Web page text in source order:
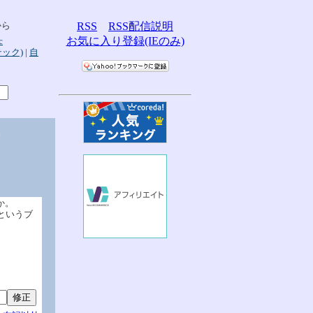
ック) | 自
いうブ
RSS
RSS配信説明
お気に入り登録(IEのみ)